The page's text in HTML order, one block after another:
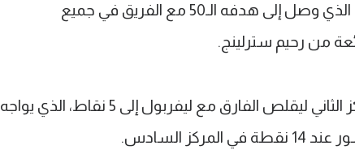
هدفا اللقاء سجلهما جابرييل جيسوس، الذي وصل إلى هدفه الـ50 مع الفريق في جميع
من رحيم سترلينج.
سيتي رفع رصيده إلى 19 نقطة في المركز الثاني ليقلص الفارق مع ليفربول إلى 5 نقاط، الذي يواجه
السادس.